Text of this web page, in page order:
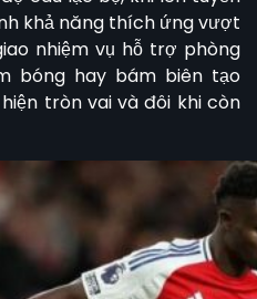
khả năng thích ứng vượt
nhiệm vụ hỗ trợ phòng
bóng hay bám biên tạo
tròn vai và đôi khi còn